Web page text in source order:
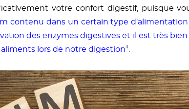
votre confort digestif, puisque
contenu dans un certain type
des enzymes digestives et il est très
lors de notre digestion⁴.